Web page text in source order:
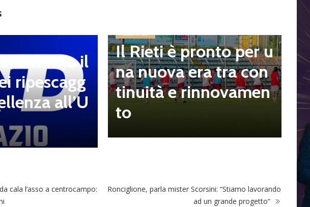
definito il
ripescagg
all’U
Eccellenza
Il Rieti è pronto per u
na nuova era tra con
tinuità e rinnovamen
to
cala l’asso a centrocampo:
Ronciglione, parla mister Scorsini: “Stiamo lavorando
ad un grande progetto”